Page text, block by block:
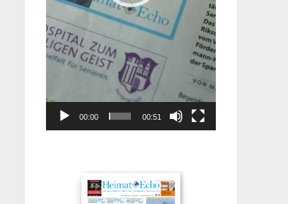
00:00 00:51